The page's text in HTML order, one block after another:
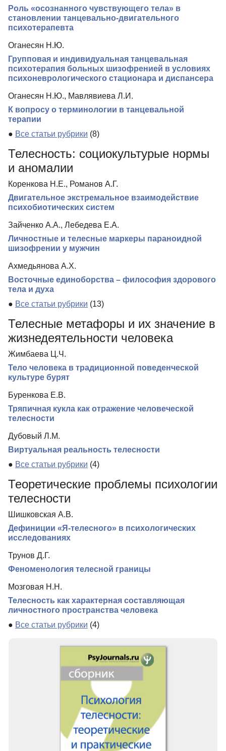
Роль «осознанного чувствующего тела» в
становлении танцевально-двигательного
психотерапевта
Оганесян Н.Ю.
Групповая и индивидуальная танцевальная
психотерапия больных шизофренией в условиях
психоневрологического стационара и диспансера
Оганесян Н.Ю., Мавлявиева Л.И.
К вопросу о терминологии в танцевальной
терапии
● Все статьи рубрики (8)
Телесность: социокультурые нормы
и аномалии
Коренкова Н.Е., Романов А.Г.
Двигательное экстремальное взаимодействие
психобиотических систем
Зайченко А.А., Лебедева Е.А.
Личностные и телесные маркеры параноидной
шизофрении у мужчин
Ахмедьянова А.Х.
Восточные единоборства – философия здорового
тела и духа
● Все статьи рубрики (13)
Телесные метафоры и их значение в
жизнедеятельности человека
Жимбаева Ц.Ч.
Тело человека в традиционной поведенческой
культуре бурят
Буренкова Е.В.
Тряпичная кукла как отражение человеческой
телесности
Дубовый Л.М.
Виртуальная реальность телесности
● Все статьи рубрики (4)
Теоретические проблемы психологии
телесности
Шишковская А.В.
Дефиниции «Я-телесного» в психологических
исследованиях
Трунов Д.Г.
Феноменология телесной границы
Мозговая Н.Н.
Телесность как характерная составляющая
личностного пространства человека
● Все статьи рубрики (4)